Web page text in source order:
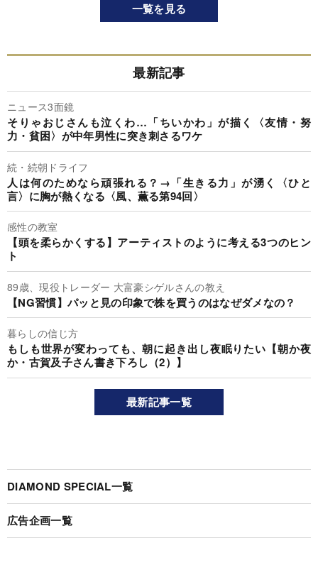
一覧を見る
最新記事
ニュース3面鏡
そりゃおじさんも泣くわ…「ちいかわ」が描く〈友情・努
力・貧困〉が中年男性に突き刺さるワケ
続・続朝ドライフ
人は何のためなら頑張れる？→「生きる力」が湧く〈ひと
言〉に胸が熱くなる〈風、薫る第94回〉
感性の教室
【頭を柔らかくする】アーティストのように考える3つのヒン
ト
89歳、現役トレーダー 大富豪シゲルさんの教え
【NG習慣】パッと見の印象で株を買うのはなぜダメなの？
暮らしの信じ方
もしも世界が変わっても、朝に起き出し夜眠りたい【朝か夜
か・古賀及子さん書き下ろし（2）】
最新記事一覧
DIAMOND SPECIAL一覧
広告企画一覧